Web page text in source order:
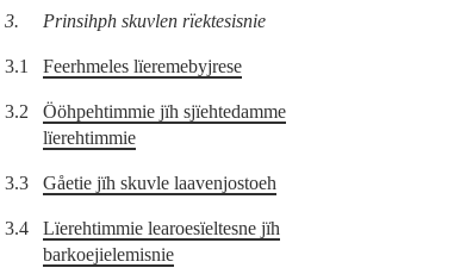
3. Prinsihph skuvlen rïektesisnie
3.1 Feerhmeles lïeremebyjrese
3.2
Ööhpehtimmie jïh sjïehtedamme
lïerehtimmie
3.3 Gåetie jïh skuvle laavenjostoeh
3.4
Lïerehtimmie learoesïeltesne jïh
barkoejielemisnie